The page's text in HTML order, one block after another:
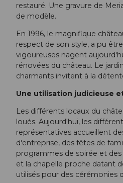
restauré. Une gravure de
de modèle.
En 1996, le magnifique
respect de son style, a pu
vigoureuses nagent
rénovées du château. Le
charmants invitent à la
Une utilisation judicieuse
Les différents locaux du
loués. Aujourd'hui, les
représentatives accueillent
d'entreprise, des fêtes de
programmes de soirée et
et la chapelle proche datant
utilisés pour des cérémonies